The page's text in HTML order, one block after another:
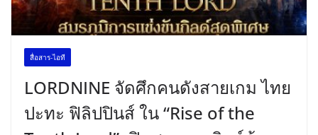
สื่อสาร-ไอที
LORDNINE จัดศึกคนดังสายเกม ไทย
ปะทะ ฟิลิปปินส์ ใน “Rise of the